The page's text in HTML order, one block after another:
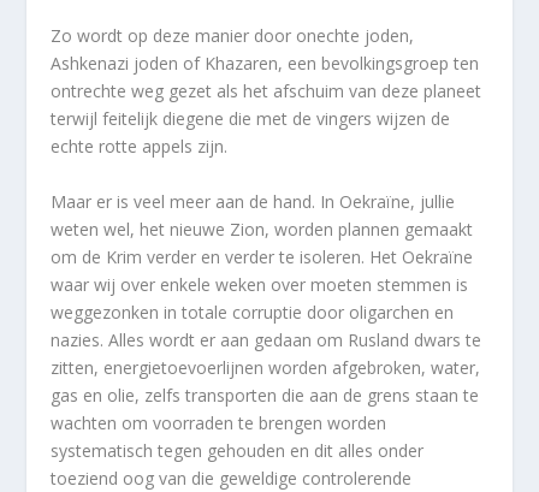
Zo wordt op deze manier door onechte joden,
Ashkenazi joden of Khazaren, een bevolkingsgroep ten
ontrechte weg gezet als het afschuim van deze planeet
terwijl feitelijk diegene die met de vingers wijzen de
echte rotte appels zijn.
Maar er is veel meer aan de hand. In Oekraïne, jullie
weten wel, het nieuwe Zion, worden plannen gemaakt
om de Krim verder en verder te isoleren. Het Oekraïne
waar wij over enkele weken over moeten stemmen is
weggezonken in totale corruptie door oligarchen en
nazies. Alles wordt er aan gedaan om Rusland dwars te
zitten, energietoevoerlijnen worden afgebroken, water,
gas en olie, zelfs transporten die aan de grens staan te
wachten om voorraden te brengen worden
systematisch tegen gehouden en dit alles onder
toeziend oog van die geweldige controlerende